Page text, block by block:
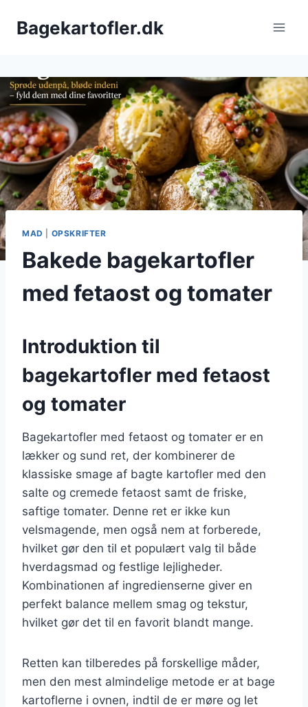
Bagekartofler.dk
MAD OPSKRIFTER
Bakede bagekartofler
med fetaost og tomater
Introduktion til
bagekartofler med fetaost
og tomater
Bagekartofler med fetaost og tomater er en
lækker og sund ret, der kombinerer de
klassiske smage af bagte kartofler med den
salte og cremede fetaost samt de friske,
saftige tomater. Denne ret er ikke kun
velsmagende, men også nem at forberede,
hvilket gør den til et populært valg til både
hverdagsmad og festlige lejligheder.
Kombinationen af ingredienserne giver en
perfekt balance mellem smag og tekstur,
hvilket gør det til en favorit blandt mange.
Retten kan tilberedes på forskellige måder,
men den mest almindelige metode er at bage
kartoflerne i ovnen, indtil de er møre og let